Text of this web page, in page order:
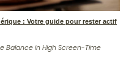
: Votre guide pour rester actif
Balance in High Screen-Time